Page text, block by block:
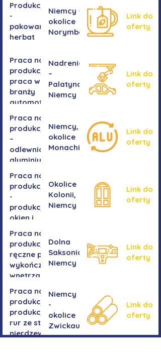
Produkcja
-
pakowanie
herbat
Niemcy -
okolice
Norymbergii
Link do
oferty
Praca na
produkcji -
praca w
branży
automotive
Nadrenia
–
Palatynat,
Niemcy
Link do
oferty
Praca na
produkcji
–
odlewnia
aluminium
Niemcy,
okolice
Monachium
Link do
oferty
Praca na
produkcji
-
produkcja
okien i
Okolice
Kolonii,
Niemcy
Link do
oferty
Praca na
produkcji -
ręczne prace
wykończeniowe
wnętrza aut
Dolna
Saksonia,
Niemcy
Link do
oferty
Praca na
produkcji-
produkcja
rur ze stali
nierdzewnej
Niemcy
-
okolice
Zwickau
Link do
oferty